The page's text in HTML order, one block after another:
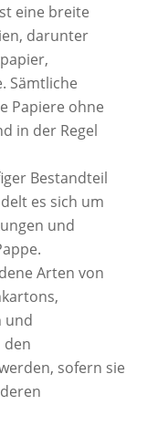
eine breite
darunter
Sämtliche
Papiere ohne
in der Regel
Bestandteil
es sich um
und
Arten von
und
den
sofern sie